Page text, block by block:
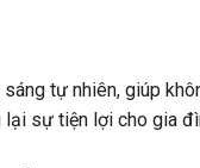
tự nhiên, giúp
lại sự tiện lợi cho gia